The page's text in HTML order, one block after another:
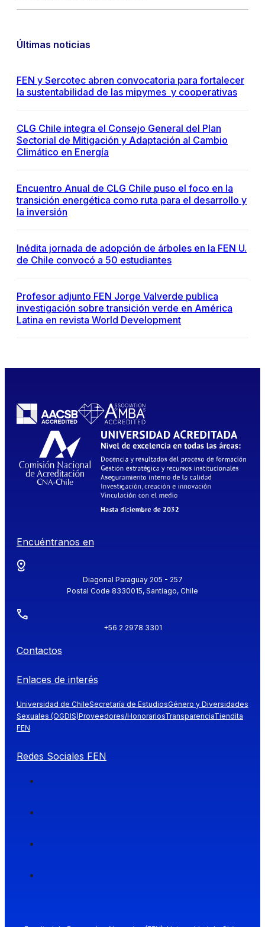
Últimas noticias
FEN y Sercotec abren convocatoria para fortalecer
la sustentabilidad de las mipymes y cooperativas
CLG Chile integra el Consejo General del Plan
Sectorial de Mitigación y Adaptación al Cambio
Climático en Energía
Encuentro Anual de CLG Chile puso el foco en la
transición energética como ruta para el desarrollo y
la inversión
Inédita jornada de adopción de árboles en la FEN U.
de Chile convocó a 50 estudiantes
Profesor adjunto FEN Jorge Valverde publica
investigación sobre transición verde en América
Latina en revista World Development
Encuéntranos en
Diagonal Paraguay 205 - 257
Postal Code 8330015, Santiago, Chile
+56 2 2978 3301
Contactos
Enlaces de interés
Universidad de ChileSecretaría de EstudiosGénero y Diversidades
Sexuales (OGDIS)Proveedores/HonorariosTransparenciaTiendita
FEN
Redes Sociales FEN